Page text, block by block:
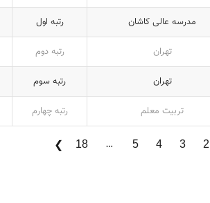
مدرسه عالی کاشان رتبه اول
تهران رتبه دوم
تهران رتبه سوم
تربیت معلم رتبه چهارم
2
3
4
5
…
18
❯